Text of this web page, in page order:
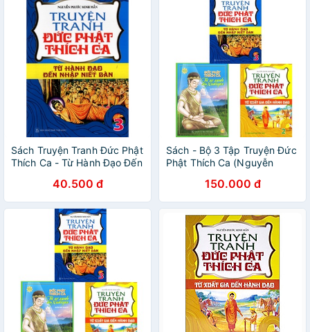
Sách Truyện Tranh Đức Phật
Thích Ca - Từ Hành Đạo Đến
40.500 đ
Sách - Bộ 3 Tập Truyện Đức
Phật Thích Ca (Nguyễn
150.000 đ